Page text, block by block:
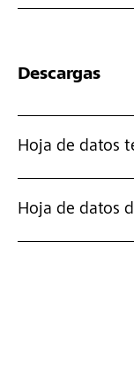
Descargas
Hoja de datos
Hoja de datos